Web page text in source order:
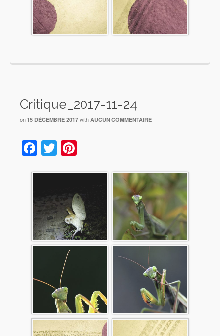
Critique_2017-11-24
on 15 DÉCEMBRE 2017 with AUCUN COMMENTAIRE
Facebook
Twitter